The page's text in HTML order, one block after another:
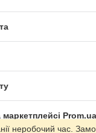
Prom.ua
неробочий час.